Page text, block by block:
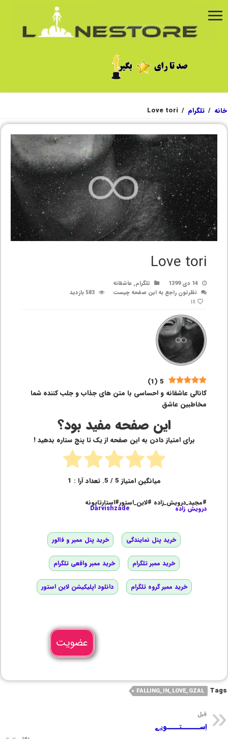
خانه / تلگرام /
Love tori
Love tori
14 دی 1399 تلگرام,عاشقانه
نظرتون راجع به این صفحه چیست
583 بازدید
18
5
(
1
)
کانالی عاشقانه و احساسی با متن های جذاب و جلب کننده شما
مخاطبین عاشق
این صفحه مفید بود؟
برای امتیاز دادن به این صفحه از یک تا پنج ستاره بدهید !
میانگین امتیاز 5/ 5. تعداد آرا : 1
#مجید_درویش_زاده #لاین_استور#استارتاپونه
درویش زاده Darvishzade
خرید پنل نمایندگی خرید پنل ممبر و فالور
خرید ممبر تلگرام خرید ممبر واقعی تلگرام
خرید ممبر گروه تلگرام دانلود اپلیکیشن لاین استور
عضویت
Tags
FALLING_IN_LOVE_GZAL
قبل
اِســــــتــــوࢪے